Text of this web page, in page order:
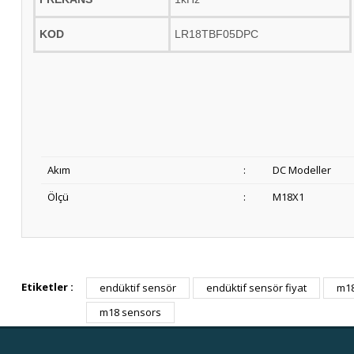
KOD LR18TBF05DPC
Akım :
DC Modeller
Ölçü
: M18X1
Etiketler : endüktif sensör endüktif sensör fiyat
m18 sensors